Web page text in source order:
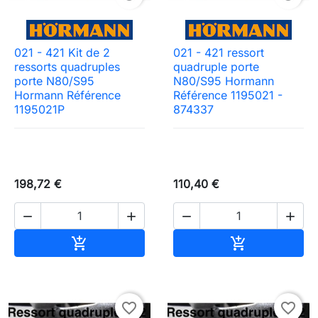
021 - 421 Kit de 2
ressorts quadruples
porte N80/S95
Hormann Référence
1195021P
198,72 €
 

021 - 421 ressort
quadruple porte
N80/S95 Hormann
Référence 1195021 -
874337
110,40 €
 

favorite_border favorite_border